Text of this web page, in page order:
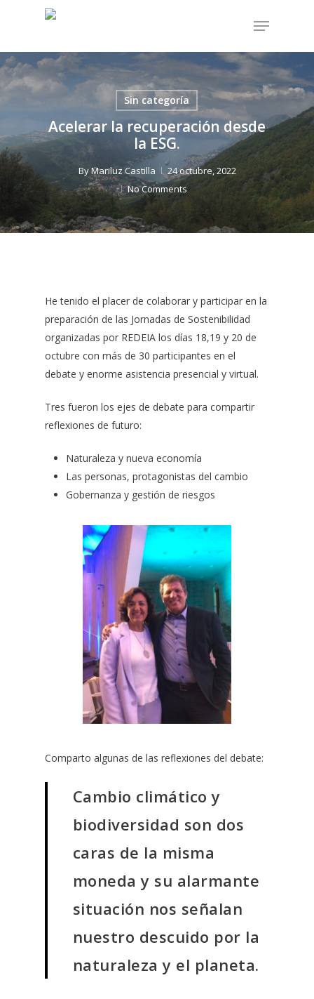
content
Menu
Sin categoría
Acelerar la recuperación desde
la ESG.
ByMariluz Castilla
24 octubre, 2022
No Comments
He tenido el placer de colaborar y participar en la
preparación de las Jornadas de Sostenibilidad
organizadas por REDEIA los días 18,19 y 20 de
octubre con más de 30 participantes en el
debate y enorme asistencia presencial y virtual.
Tres fueron los ejes de debate para compartir
reflexiones de futuro:
Naturaleza y nueva economía
Las personas, protagonistas del cambio
Gobernanza y gestión de riesgos
Comparto algunas de las reflexiones del debate:
Cambio climático y
biodiversidad son dos
caras de la misma
moneda y su alarmante
situación nos señalan
nuestro descuido por la
naturaleza y el planeta.
Menu